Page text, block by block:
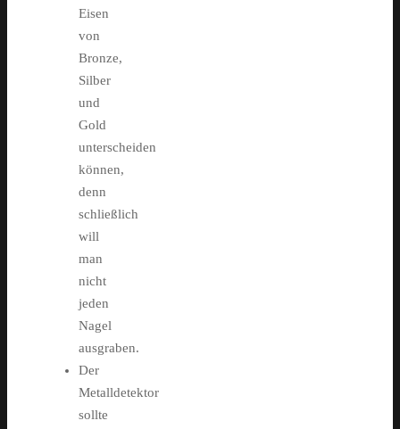
Eisen
von
Bronze,
Silber
und
Gold
unterscheiden
können,
denn
schließlich
will
man
nicht
jeden
Nagel
ausgraben.
Der
Metalldetektor
sollte